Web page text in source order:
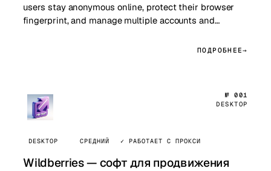
users stay anonymous online, protect their browser
fingerprint, and manage multiple accounts and
ПОДРОБНЕЕ
№ 001
DESKTOP
DESKTOP СРЕДНИЙ ✓ РАБОТАЕТ С ПРОКСИ
Wildberries — софт для продвижения